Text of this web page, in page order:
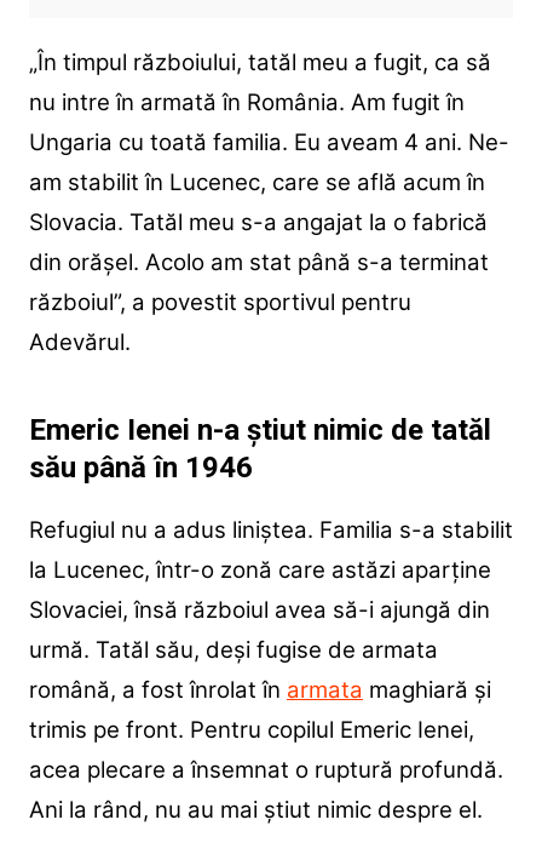
„În timpul războiului, tatăl meu a fugit, ca să
nu intre în armată în România. Am fugit în
Ungaria cu toată familia. Eu aveam 4 ani. Ne-
am stabilit în Lucenec, care se află acum în
Slovacia. Tatăl meu s-a angajat la o fabrică
din orăşel. Acolo am stat până s-a terminat
războiul”, a povestit sportivul pentru
Adevărul.
Emeric Ienei n-a știut nimic de tatăl
său până în 1946
Refugiul nu a adus liniștea. Familia s-a stabilit
la Lucenec, într-o zonă care astăzi aparține
Slovaciei, însă războiul avea să-i ajungă din
urmă. Tatăl său, deși fugise de armata
română, a fost înrolat în armata maghiară și
trimis pe front. Pentru copilul Emeric Ienei,
acea plecare a însemnat o ruptură profundă.
Ani la rând, nu au mai știut nimic despre el.